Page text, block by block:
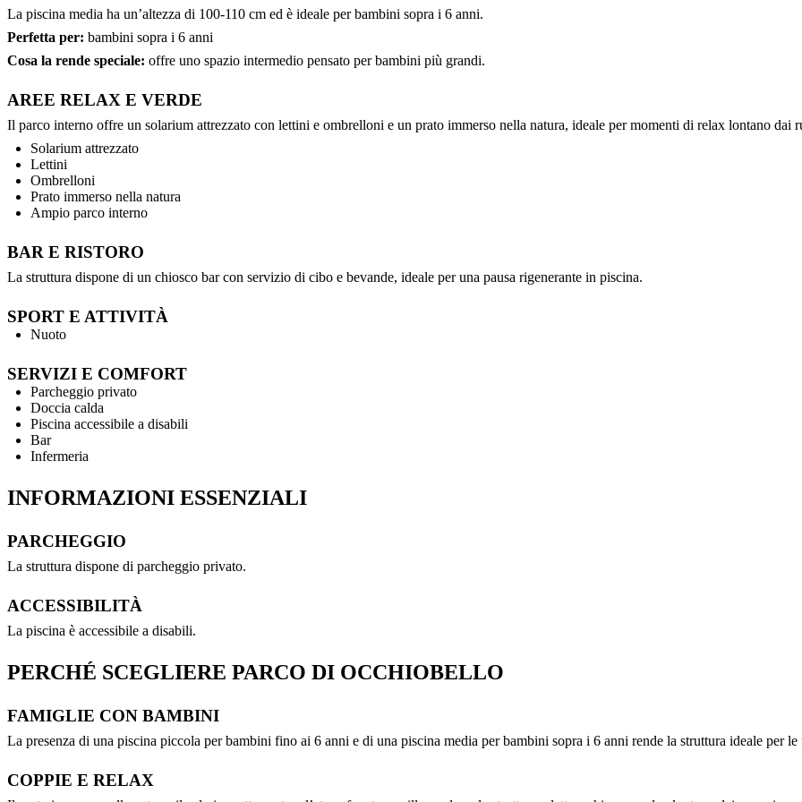
La piscina media ha un’altezza di 100-110 cm ed è ideale per bambini sopra i 6 anni.
Perfetta per: bambini sopra i 6 anni
Cosa la rende speciale: offre uno spazio intermedio pensato per bambini più grandi.
AREE RELAX E VERDE
Il parco interno offre un solarium attrezzato con lettini e ombrelloni e un prato immerso nella natura, ideale per momenti di relax lontano dai
Solarium attrezzato
Lettini
Ombrelloni
Prato immerso nella natura
Ampio parco interno
BAR E RISTORO
La struttura dispone di un chiosco bar con servizio di cibo e bevande, ideale per una pausa rigenerante in piscina.
SPORT E ATTIVITÀ
Nuoto
SERVIZI E COMFORT
Parcheggio privato
Doccia calda
Piscina accessibile a disabili
Bar
Infermeria
INFORMAZIONI ESSENZIALI
PARCHEGGIO
La struttura dispone di parcheggio privato.
ACCESSIBILITÀ
La piscina è accessibile a disabili.
PERCHÉ SCEGLIERE PARCO DI OCCHIOBELLO
FAMIGLIE CON BAMBINI
La presenza di una piscina piccola per bambini fino ai 6 anni e di una piscina media per bambini sopra i 6 anni rende la struttura ideale per
COPPIE E RELAX